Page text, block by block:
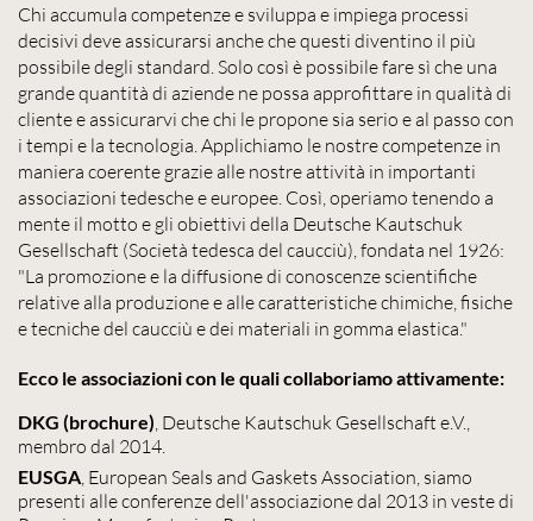
Chi accumula competenze e sviluppa e impiega processi
decisivi deve assicurarsi anche che questi diventino il più
possibile degli standard. Solo così è possibile fare sì che una
grande quantità di aziende ne possa approfittare in qualità di
cliente e assicurarvi che chi le propone sia serio e al passo con
i tempi e la tecnologia. Applichiamo le nostre competenze in
maniera coerente grazie alle nostre attività in importanti
associazioni tedesche e europee. Così, operiamo tenendo a
mente il motto e gli obiettivi della Deutsche Kautschuk
Gesellschaft (Società tedesca del caucciù), fondata nel 1926:
"La promozione e la diffusione di conoscenze scientifiche
relative alla produzione e alle caratteristiche chimiche, fisiche
e tecniche del caucciù e dei materiali in gomma elastica."
Ecco le associazioni con le quali collaboriamo attivamente:
DKG (brochure) , Deutsche Kautschuk Gesellschaft e.V.,
membro dal 2014.
EUSGA , European Seals and Gaskets Association, siamo
presenti alle conferenze dell'associazione dal 2013 in veste di